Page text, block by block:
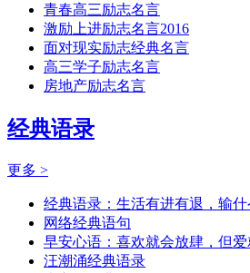
青春高三励志名言
激励上进励志名言2016
面对现实励志经典名言
高三学子励志名言
房地产励志名言
经典语录
更多 >
经典语录：生活有进有退，输什
网络经典语句
早安心语：喜欢就会放肆，但爱
汪潮涌经典语录